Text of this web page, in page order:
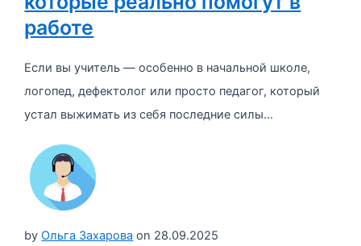
работе
Если вы учитель — особенно в начальной школе,
логопед, дефектолог или просто педагог, который
устал выжимать из себя последние силы...
byОльга Захарова on 28.09.2025